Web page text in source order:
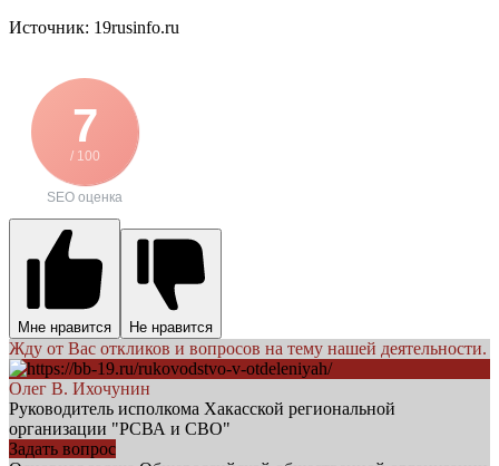
Источник: 19rusinfo.ru
7
/ 100
SEO оценка
Мне нравится Не нравится
Жду от Вас откликов и вопросов на тему нашей деятельности.
Олег В. Ихочунин
Руководитель исполкома Хакасской региональной
организации "РСВА и СВО"
Задать вопрос